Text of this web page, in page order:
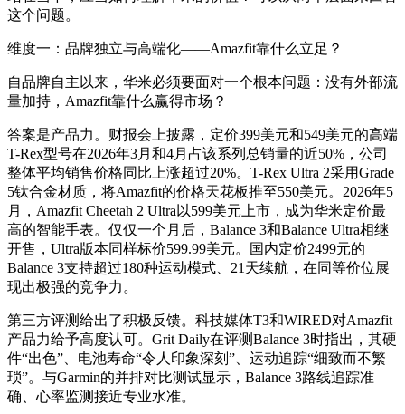
这个问题。
维度一：品牌独立与高端化——Amazfit靠什么立足？
自品牌自主以来，华米必须要面对一个根本问题：没有外部流
量加持，Amazfit靠什么赢得市场？
答案是产品力。财报会上披露，定价399美元和549美元的高端
T-Rex型号在2026年3月和4月占该系列总销量的近50%，公司
整体平均销售价格同比上涨超过20%。T-Rex Ultra 2采用Grade
5钛合金材质，将Amazfit的价格天花板推至550美元。2026年5
月，Amazfit Cheetah 2 Ultra以599美元上市，成为华米定价最
高的智能手表。仅仅一个月后，Balance 3和Balance Ultra相继
开售，Ultra版本同样标价599.99美元。国内定价2499元的
Balance 3支持超过180种运动模式、21天续航，在同等价位展
现出极强的竞争力。
第三方评测给出了积极反馈。科技媒体T3和WIRED对Amazfit
产品力给予高度认可。Grit Daily在评测Balance 3时指出，其硬
件“出色”、电池寿命“令人印象深刻”、运动追踪“细致而不繁
琐”。与Garmin的并排对比测试显示，Balance 3路线追踪准
确、心率监测接近专业水准。